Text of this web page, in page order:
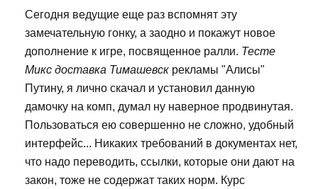
Сегодня ведущие еще раз вспомнят эту
замечательную гонку, а заодно и покажут новое
дополнение к игре, посвященное ралли. Тесте
Микс доставка Тимашевск рекламы "Алисы"
Путину, я лично скачал и установил данную
дамочку на комп, думал ну наверное продвинутая.
Пользоваться ею совершенно не сложно, удобный
интерфейс... Никаких требований в документах нет,
что надо переводить, ссылки, которые они дают на
закон, тоже не содержат таких норм. Курс